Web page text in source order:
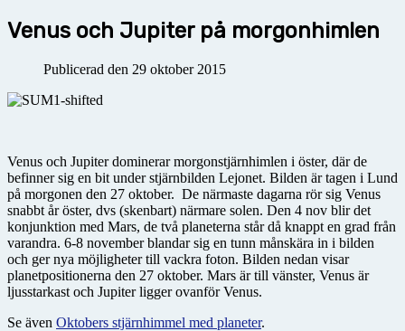
Venus och Jupiter på morgonhimlen
Publicerad den 29 oktober 2015
Venus och Jupiter dominerar morgonstjärnhimlen i öster, där de
befinner sig en bit under stjärnbilden Lejonet. Bilden är tagen i Lund
på morgonen den 27 oktober. De närmaste dagarna rör sig Venus
snabbt år öster, dvs (skenbart) närmare solen. Den 4 nov blir det
konjunktion med Mars, de två planeterna står då knappt en grad från
varandra. 6-8 november blandar sig en tunn månskära in i bilden
och ger nya möjligheter till vackra foton. Bilden nedan visar
planetpositionerna den 27 oktober. Mars är till vänster, Venus är
ljusstarkast och Jupiter ligger ovanför Venus.
Se även Oktobers stjärnhimmel med planeter.